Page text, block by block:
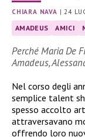
CHIARA NAVA | 24
AMADEUS AMICI
Perché Maria De
Amadeus,
Nel corso degli
semplice talent
spesso accolto
attraversavano
offrendo loro